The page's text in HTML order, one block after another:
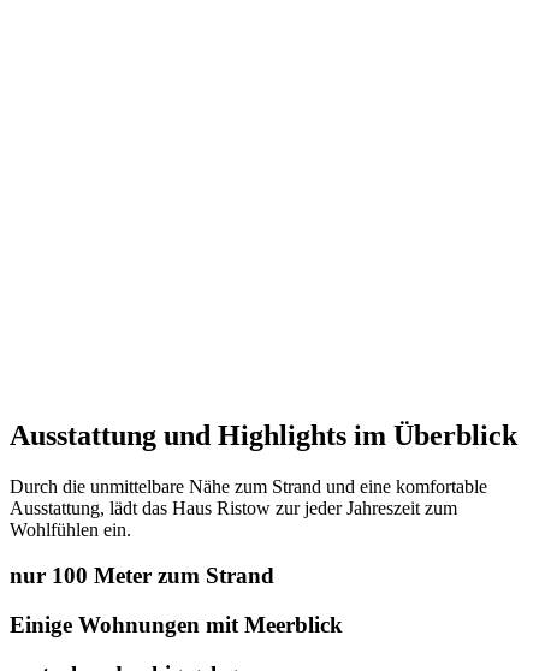
Ausstattung und Highlights im Überblick
Durch die unmittelbare Nähe zum Strand und eine komfortable
Ausstattung, lädt das Haus Ristow zur jeder Jahreszeit zum
Wohlfühlen ein.
nur 100 Meter zum Strand
Einige Wohnungen mit Meerblick